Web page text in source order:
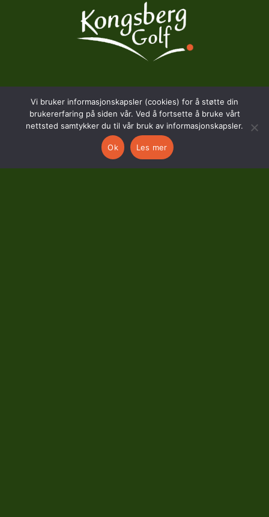
BESØKSADRESSE
Hostvedtveien 130
3618 Skollenborg
Vi bruker informasjonskapsler (cookies) for å støtte din
brukererfaring på siden vår. Ved å fortsette å bruke vårt
nettsted samtykker du til vår bruk av informasjonskapsler.
Ok Les mer